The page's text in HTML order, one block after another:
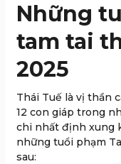
Những
tam tai
2025
Thái Tuế là vị thần
12 con giáp trong
chi nhất định xung
những tuổi phạm
sau: